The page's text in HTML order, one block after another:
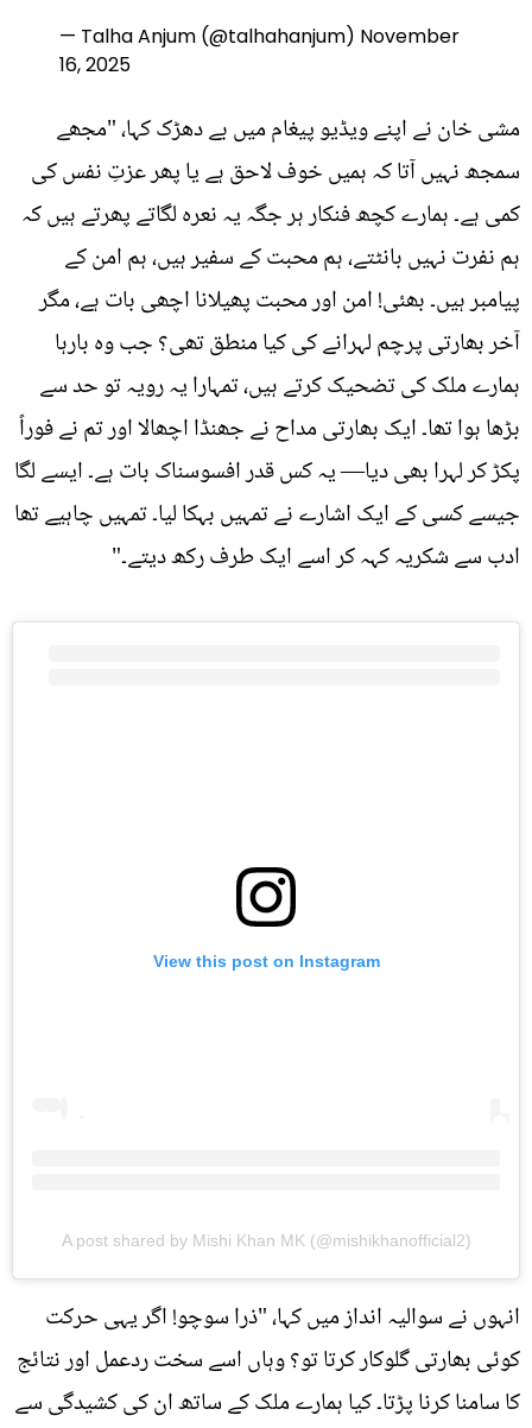
— Talha Anjum (@talhahanjum) November
16, 2025
مشی خان نے اپنے ویڈیو پیغام میں بے دھڑک کہا، "مجھے
سمجھ نہیں آتا کہ ہمیں خوف لاحق ہے یا پھر عزتِ نفس کی
کمی ہے۔ ہمارے کچھ فنکار ہر جگہ یہ نعرہ لگاتے پھرتے ہیں کہ
ہم نفرت نہیں بانٹتے، ہم محبت کے سفیر ہیں، ہم امن کے
پیامبر ہیں۔ بھئی! امن اور محبت پھیلانا اچھی بات ہے، مگر
آخر بھارتی پرچم لہرانے کی کیا منطق تھی؟ جب وہ بارہا
ہمارے ملک کی تضحیک کرتے ہیں، تمہارا یہ رویہ تو حد سے
بڑھا ہوا تھا۔ ایک بھارتی مداح نے جھنڈا اچھالا اور تم نے فوراً
پکڑ کر لہرا بھی دیا— یہ کس قدر افسوسناک بات ہے۔ ایسے لگا
جیسے کسی کے ایک اشارے نے تمہیں بہکا لیا۔ تمہیں چاہیے تھا
ادب سے شکریہ کہہ کر اسے ایک طرف رکھ دیتے۔"
View this post on Instagram
A post shared by Mishi Khan MK (@mishikhanofficial2)
انہوں نے سوالیہ انداز میں کہا، "ذرا سوچو! اگر یہی حرکت
کوئی بھارتی گلوکار کرتا تو؟ وہاں اسے سخت ردعمل اور نتائج
کا سامنا کرنا پڑتا۔ کیا ہمارے ملک کے ساتھ ان کی کشیدگی سے